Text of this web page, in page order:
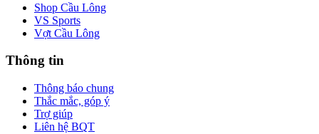
Shop Cầu Lông
VS Sports
Vợt Cầu Lông
Thông tin
Thông báo chung
Thắc mắc, góp ý
Trợ giúp
Liên hệ BQT